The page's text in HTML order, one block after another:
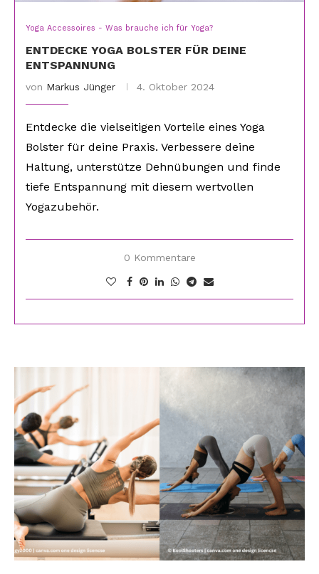
Yoga Accessoires - Was brauche ich für Yoga?
ENTDECKE YOGA BOLSTER FÜR DEINE
ENTSPANNUNG
von Markus Jünger 4. Oktober 2024
Entdecke die vielseitigen Vorteile eines Yoga
Bolster für deine Praxis. Verbessere deine
Haltung, unterstütze Dehnübungen und finde
tiefe Entspannung mit diesem wertvollen
Yogazubehör.
0 Kommentare